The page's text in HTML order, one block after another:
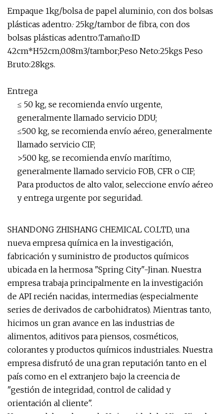
Empaque· 1kg/bolsa de papel aluminio, con dos bolsas
plásticas adentro.· 25kg/tambor de fibra, con dos
bolsas plásticas adentro.Tamaño:ID
42cm*H52cm,0.08m3/tambor;Peso Neto:25kgs Peso
Bruto:28kgs.
Entrega
≤ 50 kg, se recomienda envío urgente,
generalmente llamado servicio DDU;
≤500 kg, se recomienda envío aéreo, generalmente
llamado servicio CIF;
>500 kg, se recomienda envío marítimo,
generalmente llamado servicio FOB, CFR o CIF;
Para productos de alto valor, seleccione envío aéreo
y entrega urgente por seguridad.
SHANDONG ZHISHANG CHEMICAL CO.LTD, una
nueva empresa química en la investigación,
fabricación y suministro de productos químicos
ubicada en la hermosa "Spring City"-Jinan. Nuestra
empresa trabaja principalmente en la investigación
de API recién nacidas, intermedias (especialmente
series de derivados de carbohidratos). Mientras tanto,
hicimos un gran avance en las industrias de
alimentos, aditivos para piensos, cosméticos,
colorantes y productos químicos industriales. Nuestra
empresa disfrutó de una gran reputación tanto en el
país como en el extranjero bajo la creencia de
"gestión de integridad, control de calidad y
orientación al cliente".